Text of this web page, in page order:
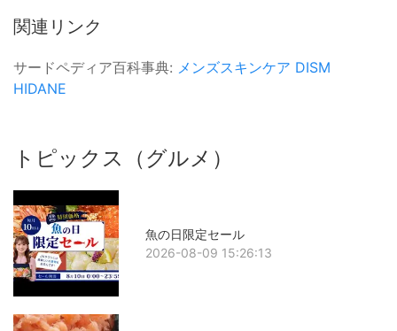
関連リンク
サードペディア百科事典: メンズスキンケア DISM
HIDANE
トピックス（グルメ）
魚の日限定セール
2026-08-09 15:26:13